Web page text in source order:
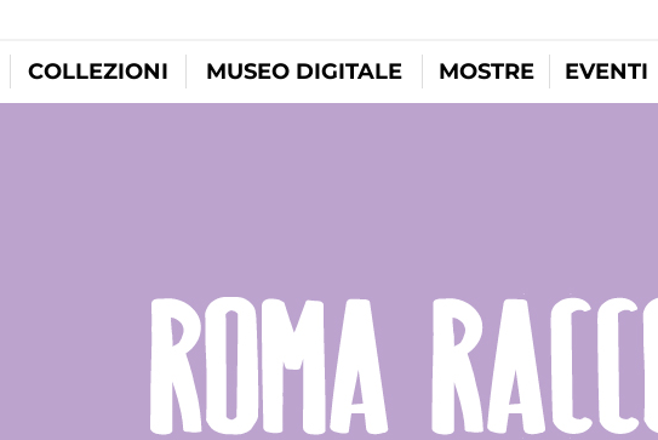
COLLEZIONI MUSEO DIGITALE MOSTRE EVENTI